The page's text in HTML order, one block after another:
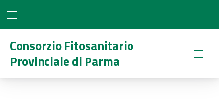
BAR NAVIGATION
Consorzio Fitosanitario
Provinciale di Parma